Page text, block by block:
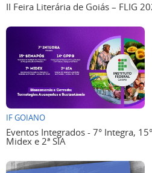
II Feira Literária de Goiás – FLIG
IF GOIANO
Eventos Integrados - 7° Integra,
Midex e 2ª SIA